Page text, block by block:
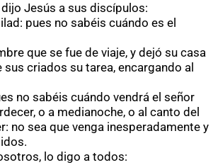
Jesús a sus discípulos:
pues no sabéis cuándo es el
que se fue de viaje, y dejó su casa
sus criados su tarea, encargando al
no sabéis cuándo vendrá el señor
o a medianoche, o al canto del
no sea que venga inesperadamente y
lo digo a todos: